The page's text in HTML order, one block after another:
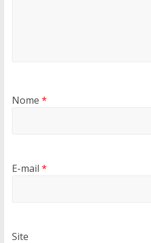
Nome *
E-mail *
Site